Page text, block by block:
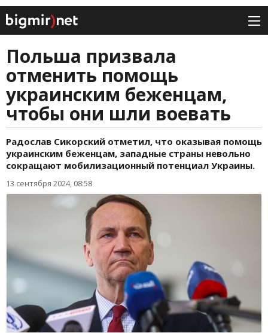
Польша призвала
отменить помощь
украинским беженцам,
чтобы они шли воевать
Радослав Сикорский отметил, что оказывая помощь
украинским беженцам, западные страны невольно
сокращают мобилизационный потенциал Украины.
13 сентября 2024, 08:58